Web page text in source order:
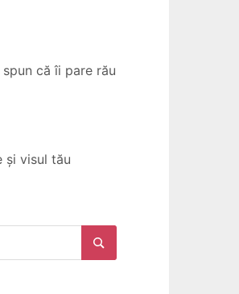
că îi pare rău
și visul tău
Search